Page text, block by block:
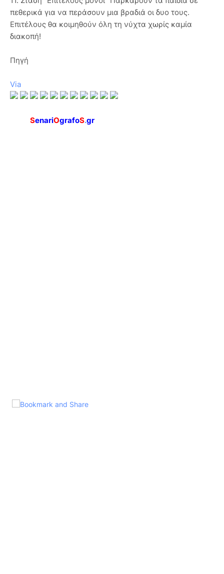
πεθερικά για να περάσουν μια βραδιά οι δυο τους.
Επιτέλους θα κοιμηθούν όλη τη νύχτα χωρίς καμία
διακοπή!
Πηγή
Via
SenariOgrafoS.gr